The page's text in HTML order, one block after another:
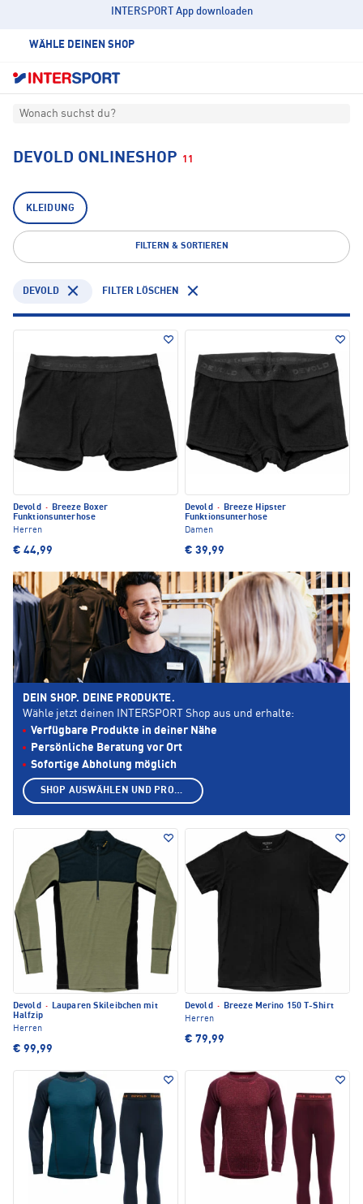
INTERSPORT App downloaden
WÄHLE DEINEN SHOP
Wonach suchst du?
DEVOLD ONLINESHOP 11
KLEIDUNG
FILTERN & SORTIEREN
DEVOLD FILTER LÖSCHEN
Devold ·
Breeze Boxer
Funktionsunterhose
Herren
€ 44,99
Devold ·
Breeze Hipster
Funktionsunterhose
Damen
€ 39,99
Devold · Lauparen Skileibchen mit
Halfzip
Herren
€ 99,99
Devold · Breeze Merino 150 T-Shirt
Herren
€ 79,99
DEIN SHOP. DEINE PRODUKTE.
Wähle jetzt deinen INTERSPORT Shop aus und erhalte:
Verfügbare Produkte in deiner Nähe
Persönliche Beratung vor Ort
Sofortige Abholung möglich
SHOP AUSWÄHLEN UND PRODUKTE ANZEIGEN